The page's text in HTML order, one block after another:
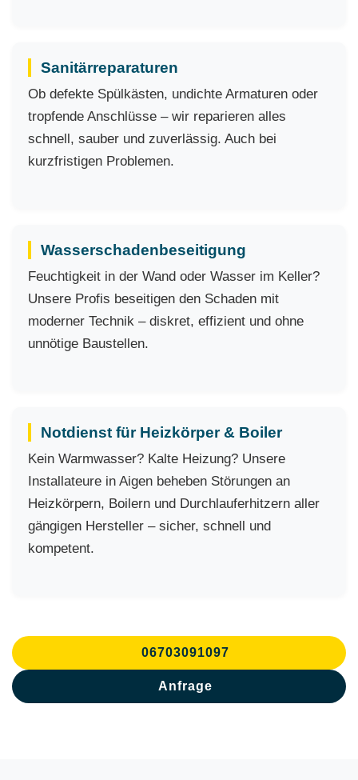
Sanitärreparaturen
Ob defekte Spülkästen, undichte Armaturen oder
tropfende Anschlüsse – wir reparieren alles
schnell, sauber und zuverlässig. Auch bei
kurzfristigen Problemen.
Wasserschadenbeseitigung
Feuchtigkeit in der Wand oder Wasser im Keller?
Unsere Profis beseitigen den Schaden mit
moderner Technik – diskret, effizient und ohne
unnötige Baustellen.
Notdienst für Heizkörper & Boiler
Kein Warmwasser? Kalte Heizung? Unsere
Installateure in Aigen beheben Störungen an
Heizkörpern, Boilern und Durchlauferhitzern aller
gängigen Hersteller – sicher, schnell und
kompetent.
06703091097
Anfrage